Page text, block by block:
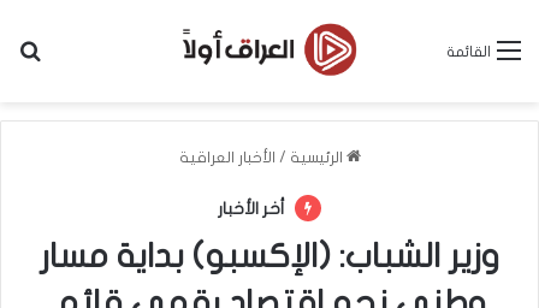
القائمة
الرئيسية / الأخبار العراقية
أخر الأخبار
وزير الشباب: (الإكسبو) بداية مسار